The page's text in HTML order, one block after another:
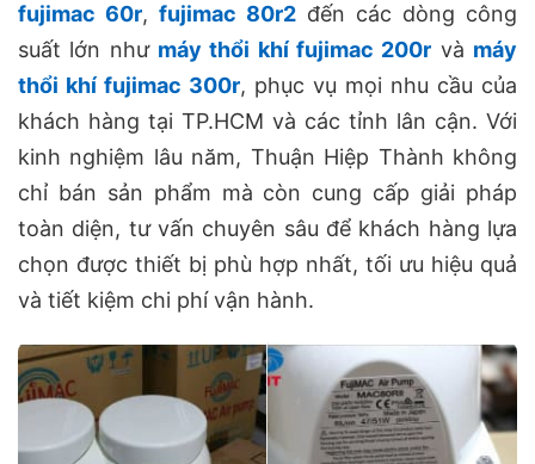
fujimac 60r, fujimac 80r2 đến các dòng công
suất lớn như máy thổi khí fujimac 200r và máy
thổi khí fujimac 300r, phục vụ mọi nhu cầu của
khách hàng tại TP.HCM và các tỉnh lân cận. Với
kinh nghiệm lâu năm, Thuận Hiệp Thành không
chỉ bán sản phẩm mà còn cung cấp giải pháp
toàn diện, tư vấn chuyên sâu để khách hàng lựa
chọn được thiết bị phù hợp nhất, tối ưu hiệu quả
và tiết kiệm chi phí vận hành.